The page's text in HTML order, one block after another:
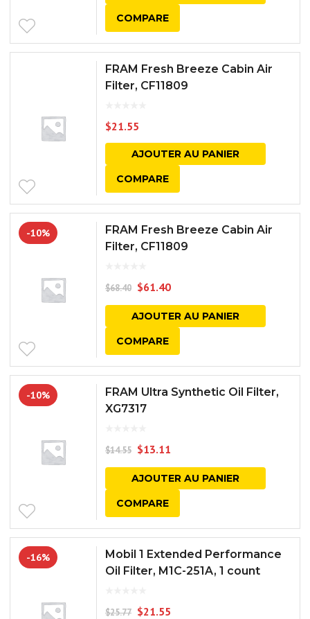
COMPARE
FRAM Fresh Breeze Cabin Air
Filter, CF11809
$21.55
AJOUTER AU PANIER
COMPARE
-10%
FRAM Fresh Breeze Cabin Air
Filter, CF11809
$68.40 $61.40
AJOUTER AU PANIER
COMPARE
-10%
FRAM Ultra Synthetic Oil Filter,
XG7317
$14.55 $13.11
AJOUTER AU PANIER
COMPARE
-16%
Mobil 1 Extended Performance
Oil Filter, M1C-251A, 1 count
$25.77 $21.55